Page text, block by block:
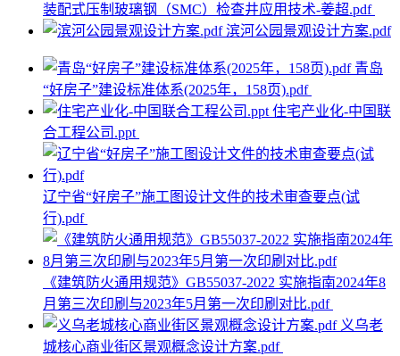
装配式压制玻璃钢（SMC）检查井应用技术-姜超.pdf
滨河公园景观设计方案.pdf
青岛
“好房子”建设标准体系(2025年，158页).pdf
住宅产业化-中国联
合工程公司.ppt
辽宁省“好房子”施工图设计文件的技术审查要点(试
行).pdf
《建筑防火通用规范》GB55037-2022 实施指南2024年8
月第三次印刷与2023年5月第一次印刷对比.pdf
义乌老
城核心商业街区景观概念设计方案.pdf